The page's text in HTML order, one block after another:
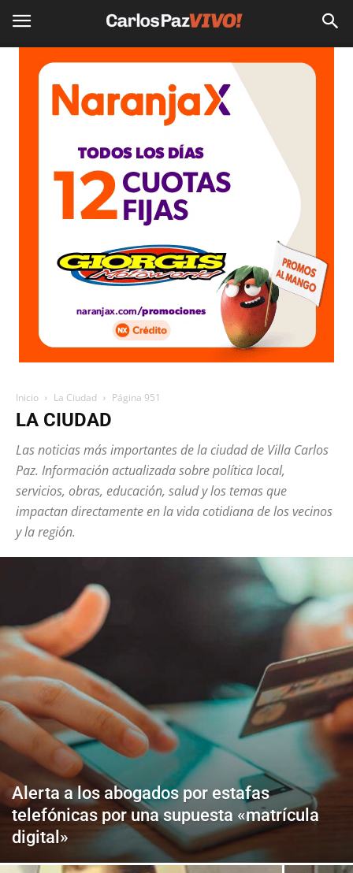
Inicio La Ciudad Página 951
LA CIUDAD
Las noticias más importantes de la ciudad de Villa Carlos
Paz. Información actualizada sobre política local,
servicios, obras, educación, salud y los temas que
impactan directamente en la vida cotidiana de los vecinos
y la región.
Alerta a los abogados por estafas
telefónicas por una supuesta «matrícula
digital»